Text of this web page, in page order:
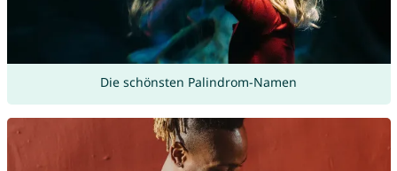
Die schönsten Palindrom-Namen